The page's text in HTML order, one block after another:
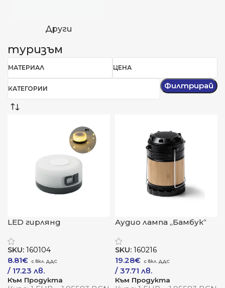
Други
туризъм
МАТЕРИАЛ ЦЕНА
КАТЕГОРИИ Филтрирай
LED гирлянд
SKU: 160104
8.81€
/ 17.23 лв.
Към Продукта
Аудио лампа „Бамбук“
SKU: 160216
19.28€
/ 37.71 лв.
Към Продукта